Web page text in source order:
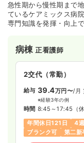
急性期から慢性期まで
ているケアミックス病
専門知識を発揮・向上
病棟正看護師
2交代（常勤）
給与 39.4万円〜/月
※経験3年の例
時間 8:45～17:45 （
年間休日121日
4
ブランク可
第二新